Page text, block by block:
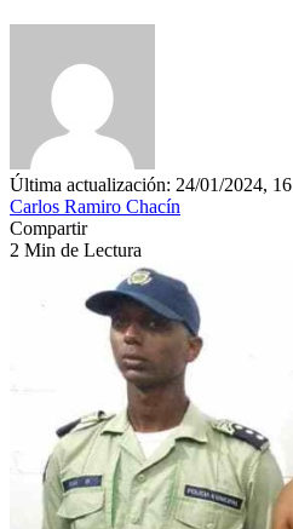
Última actualización: 24/01/2024, 16
Carlos Ramiro Chacín
Compartir
2 Min de Lectura